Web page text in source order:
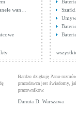
wan…
Szafki
Bardzo dziękuję Panu-
pracodawca jest świadomy,
pracowników.
Danuta D. Warszawa